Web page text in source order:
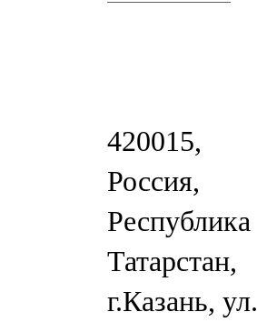
420015,
Россия,
Республика
Татарстан,
г.Казань, ул.